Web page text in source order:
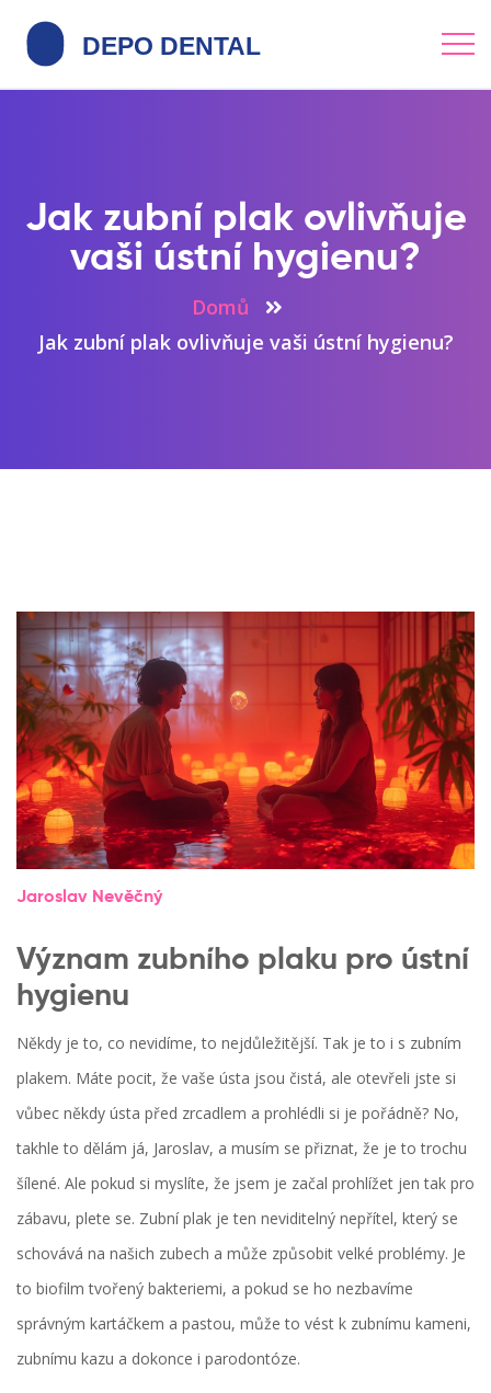
Jak zubní plak ovlivňuje
vaši ústní hygienu?
Domů
Jak zubní plak ovlivňuje vaši ústní hygienu?
Jaroslav Nevěčný
Význam zubního plaku pro ústní
hygienu
Někdy je to, co nevidíme, to nejdůležitější. Tak je to i s zubním
plakem. Máte pocit, že vaše ústa jsou čistá, ale otevřeli jste si
vůbec někdy ústa před zrcadlem a prohlédli si je pořádně? No,
takhle to dělám já, Jaroslav, a musím se přiznat, že je to trochu
šílené. Ale pokud si myslíte, že jsem je začal prohlížet jen tak pro
zábavu, plete se. Zubní plak je ten neviditelný nepřítel, který se
schovává na našich zubech a může způsobit velké problémy. Je
to biofilm tvořený bakteriemi, a pokud se ho nezbavíme
správným kartáčkem a pastou, může to vést k zubnímu kameni,
zubnímu kazu a dokonce i parodontóze.